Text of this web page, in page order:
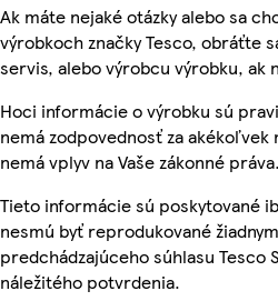
Ak máte nejaké otázky alebo sa
výrobkoch značky Tesco, obráťte
servis, alebo výrobcu výrobku, ak
Hoci informácie o výrobku sú
nemá zodpovednosť za
nemá vplyv na Vaše zákonné práva.
Tieto informácie sú poskytované
nesmú byť reprodukované
predchádzajúceho súhlasu Tesco
náležitého potvrdenia.